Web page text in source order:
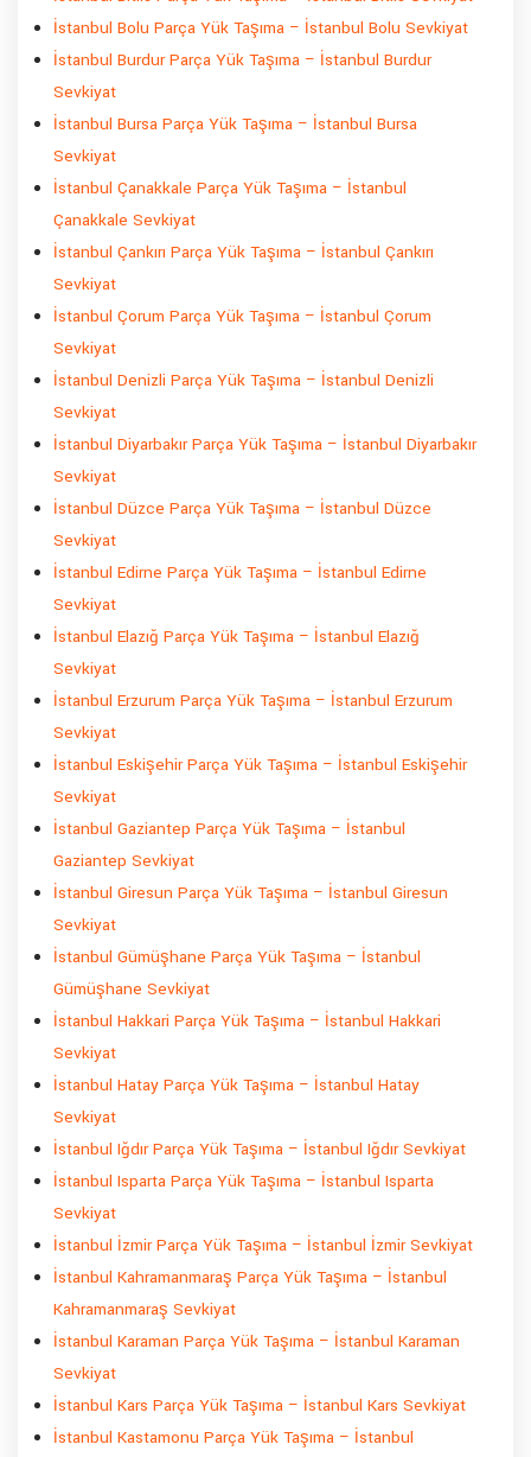
İstanbul Bolu Parça Yük Taşıma – İstanbul Bolu Sevkiyat
İstanbul Burdur Parça Yük Taşıma – İstanbul Burdur
Sevkiyat
İstanbul Bursa Parça Yük Taşıma – İstanbul Bursa
Sevkiyat
İstanbul Çanakkale Parça Yük Taşıma – İstanbul
Çanakkale Sevkiyat
İstanbul Çankırı Parça Yük Taşıma – İstanbul Çankırı
Sevkiyat
İstanbul Çorum Parça Yük Taşıma – İstanbul Çorum
Sevkiyat
İstanbul Denizli Parça Yük Taşıma – İstanbul Denizli
Sevkiyat
İstanbul Diyarbakır Parça Yük Taşıma – İstanbul Diyarbakır
Sevkiyat
İstanbul Düzce Parça Yük Taşıma – İstanbul Düzce
Sevkiyat
İstanbul Edirne Parça Yük Taşıma – İstanbul Edirne
Sevkiyat
İstanbul Elazığ Parça Yük Taşıma – İstanbul Elazığ
Sevkiyat
İstanbul Erzurum Parça Yük Taşıma – İstanbul Erzurum
Sevkiyat
İstanbul Eskişehir Parça Yük Taşıma – İstanbul Eskişehir
Sevkiyat
İstanbul Gaziantep Parça Yük Taşıma – İstanbul
Gaziantep Sevkiyat
İstanbul Giresun Parça Yük Taşıma – İstanbul Giresun
Sevkiyat
İstanbul Gümüşhane Parça Yük Taşıma – İstanbul
Gümüşhane Sevkiyat
İstanbul Hakkari Parça Yük Taşıma – İstanbul Hakkari
Sevkiyat
İstanbul Hatay Parça Yük Taşıma – İstanbul Hatay
Sevkiyat
İstanbul Iğdır Parça Yük Taşıma – İstanbul Iğdır Sevkiyat
İstanbul Isparta Parça Yük Taşıma – İstanbul Isparta
Sevkiyat
İstanbul İzmir Parça Yük Taşıma – İstanbul İzmir Sevkiyat
İstanbul Kahramanmaraş Parça Yük Taşıma – İstanbul
Kahramanmaraş Sevkiyat
İstanbul Karaman Parça Yük Taşıma – İstanbul Karaman
Sevkiyat
İstanbul Kars Parça Yük Taşıma – İstanbul Kars Sevkiyat
İstanbul Kastamonu Parça Yük Taşıma – İstanbul